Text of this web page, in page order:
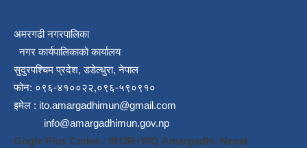
अमरगढी नगरपालिका
नगर कार्यपालिकाको कार्यालय
सुदुरपश्चिम प्रदेश, डडेल्धुरा, नेपाल
फोन: ०९६-४१००२२,०९६-५९०९१०
इमेल : ito.amargadhimun@gmail.com
info@amargadhimun.gov.np
Gogle Plus Codes : 8H3R+WQ Amargadhi, Nepal